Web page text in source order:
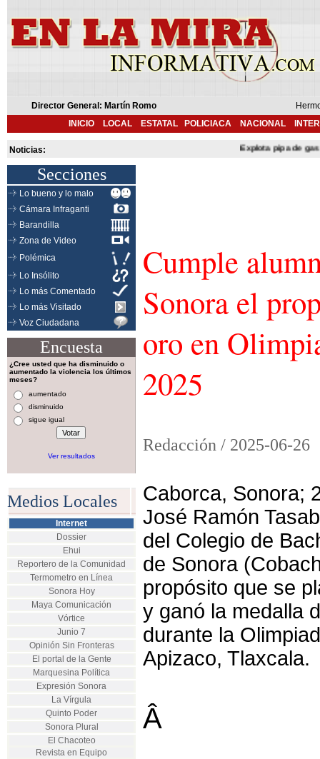
Director General: Martín Romo
INICIO
LOCAL ESTATAL POLICIACA NACIONAL
Noticias: Explota pipa de gas
Secciones
Lo bueno y lo malo
Cámara Infraganti
Barandilla
Zona de Video
Polémica
Lo Insólito
Lo más Comentado
Lo más Visitado
Voz Ciudadana
Encuesta
¿Cree usted que ha disminuido o
aumentado la violencia los últimos
meses?
aumentado
disminuido
sigue igual
Ver resultados
Medios Locales
Internet
Dossier
Ehui
Reportero de la Comunidad
Termometro en Línea
Sonora Hoy
Maya Comunicación
Vórtice
Junio 7
Opinión Sin Fronteras
El portal de la Gente
Marquesina Política
Expresión Sonora
La Vírgula
Quinto Poder
Sonora Plural
El Chacoteo
Revista en Equipo
Cumple
Sonora el
oro en
2025
Redacción / 2025-06-26
Caborca, Sonora;
José Ramón
del Colegio de
de Sonora
propósito que se
y ganó la medalla
durante la
Apizaco, Tlaxcala.
Â